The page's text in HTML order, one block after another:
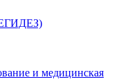
и медицинская